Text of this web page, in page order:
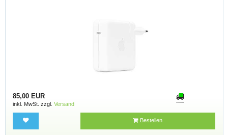
85,00 EUR
inkl. MwSt. zzgl. Versand
Bestellen